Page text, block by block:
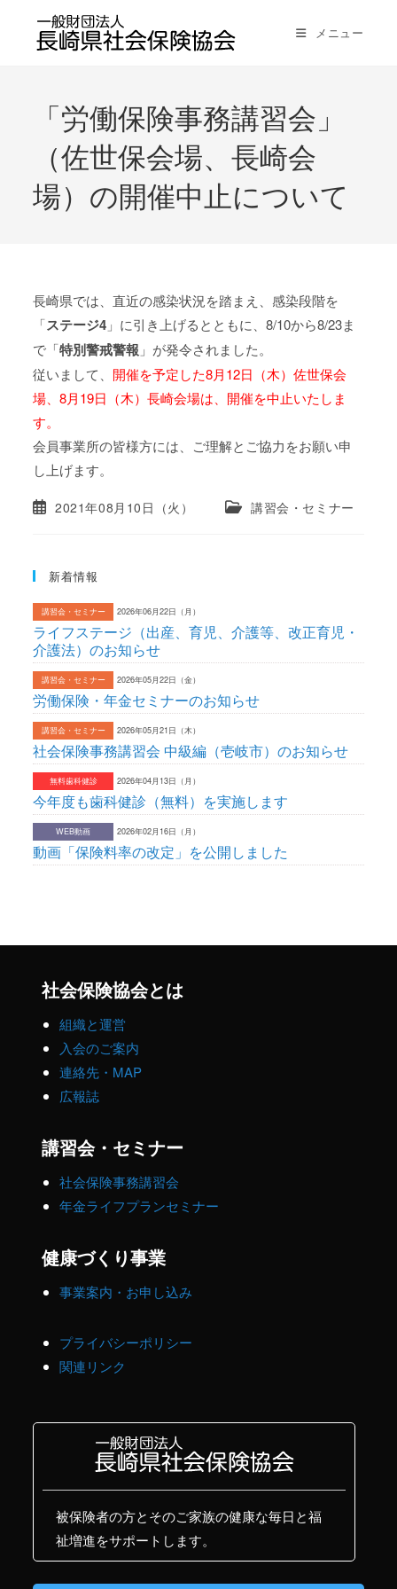
メニュー
「労働保険事務講習会」
（佐世保会場、長崎会
場）の開催中止について
長崎県では、直近の感染状況を踏まえ、感染段階を
「ステージ4 」に引き上げるとともに、8/10から8/23ま
で「特別警戒警報 」が発令されました。
従いまして、 開催を予定した8月12日（木）佐世保会
場、8月19日（木）長崎会場は、開催を中止いたしま
す。
会員事業所の皆様方には、ご理解とご協力をお願い申
し上げます。
2021年08月10日（火） 講習会・セミナー
新着情報
講習会・セミナー 2026年06月22日（月）
ライフステージ（出産、育児、介護等、改正育児・
介護法）のお知らせ
講習会・セミナー 2026年05月22日（金）
労働保険・年金セミナーのお知らせ
講習会・セミナー 2026年05月21日（木）
社会保険事務講習会 中級編（壱岐市）のお知らせ
無料歯科健診 2026年04月13日（月）
今年度も歯科健診（無料）を実施します
WEB動画 2026年02月16日（月）
動画「保険料率の改定」を公開しました
社会保険協会とは
組織と運営
入会のご案内
連絡先・MAP
広報誌
講習会・セミナー
社会保険事務講習会
年金ライフプランセミナー
健康づくり事業
事業案内・お申し込み
プライバシーポリシー
関連リンク
被保険者の方とそのご家族の健康な毎日と福
祉増進をサポートします。